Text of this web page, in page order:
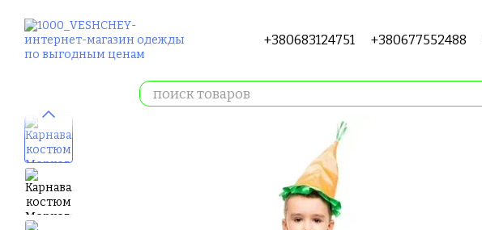
+380683124751 +380677552488